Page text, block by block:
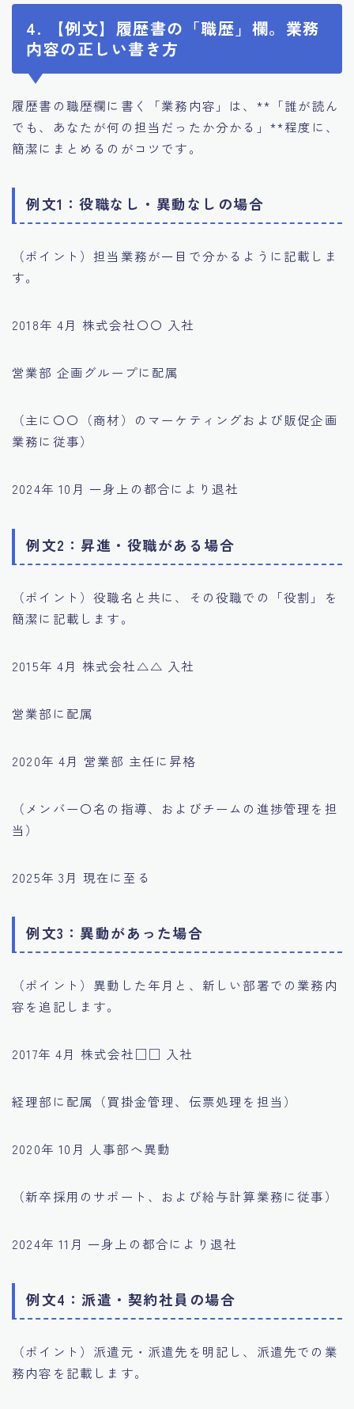
4. 【例文】履歴書の「職歴」欄。業務
内容の正しい書き方
履歴書の職歴欄に書く「業務内容」は、**「誰が読ん
でも、あなたが何の担当だったか分かる」**程度に、
簡潔にまとめるのがコツです。
例文1：役職なし・異動なしの場合
（ポイント）担当業務が一目で分かるように記載しま
す。
2018年 4月 株式会社〇〇 入社
営業部 企画グループに配属
（主に〇〇（商材）のマーケティングおよび販促企画
業務に従事）
2024年 10月 一身上の都合により退社
例文2：昇進・役職がある場合
（ポイント）役職名と共に、その役職での「役割」を
簡潔に記載します。
2015年 4月 株式会社△△ 入社
営業部に配属
2020年 4月 営業部 主任に昇格
（メンバー〇名の指導、およびチームの進捗管理を担
当）
2025年 3月 現在に至る
例文3：異動があった場合
（ポイント）異動した年月と、新しい部署での業務内
容を追記します。
2017年 4月 株式会社□□ 入社
経理部に配属（買掛金管理、伝票処理を担当）
2020年 10月 人事部へ異動
（新卒採用のサポート、および給与計算業務に従事）
2024年 11月 一身上の都合により退社
例文4：派遣・契約社員の場合
（ポイント）派遣元・派遣先を明記し、派遣先での業
務内容を記載します。